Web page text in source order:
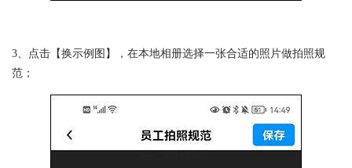
3、点击【换示例图】，在本地相册选择一张合适的照片做拍照规
范；